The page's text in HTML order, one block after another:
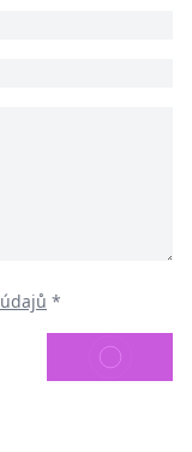
*
ODESLAT